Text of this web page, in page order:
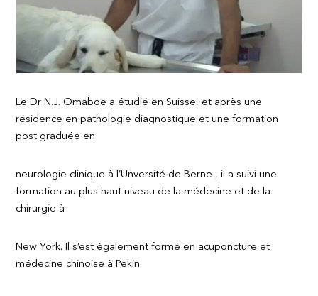
Le Dr N.J. Omaboe a étudié en Suisse, et après une
résidence en pathologie diagnostique et une formation
post graduée en
neurologie clinique à l’Unversité de Berne , il a suivi une
formation au plus haut niveau de la médecine et de la
chirurgie à
New York. Il s’est également formé en acuponcture et
médecine chinoise à Pekin.